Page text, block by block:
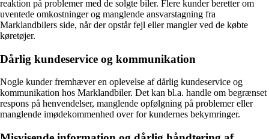
reaktion på problemer med de solgte biler. Flere kunder beretter om
uventede omkostninger og manglende ansvarstagning fra
Marklandbilers side, når der opstår fejl eller mangler ved de købte
køretøjer.
Dårlig kundeservice og kommunikation
Nogle kunder fremhæver en oplevelse af dårlig kundeservice og
kommunikation hos Marklandbiler. Det kan bl.a. handle om begrænset
respons på henvendelser, manglende opfølgning på problemer eller
manglende imødekommenhed over for kundernes bekymringer.